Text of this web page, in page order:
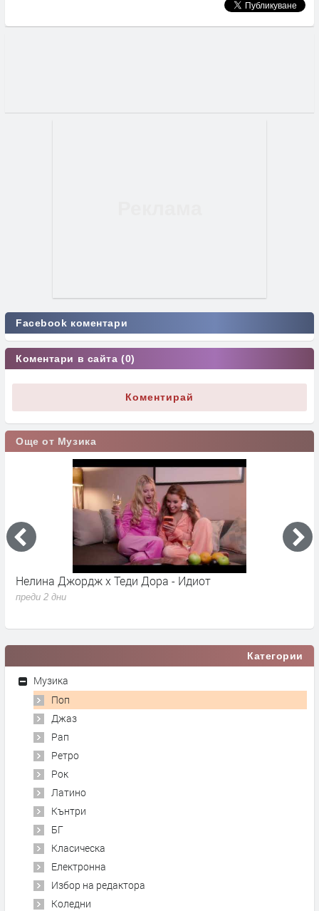
Facebook коментари
Коментари в сайта (0)
Коментирай
Още от Музика
Нелина Джордж x Теди Дора - Идиот
преди 2 дни
Категории
Музика
Поп
Джаз
Рап
Ретро
Рок
Латино
Кънтри
БГ
Класическа
Електронна
Избор на редактора
Коледни